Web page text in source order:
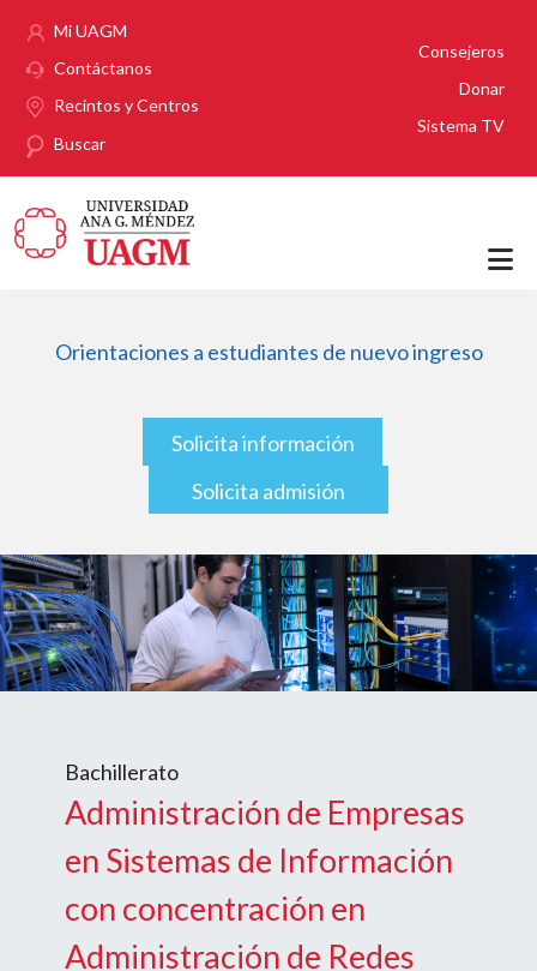
Mi UAGM
Contáctanos
Recintos y Centros
Buscar
Consejeros
Donar
Sistema TV
Orientaciones a estudiantes de nuevo ingreso
Solicita información
Solicita admisión
Bachillerato
Administración de Empresas
en Sistemas de Información
con concentración en
Administración de Redes